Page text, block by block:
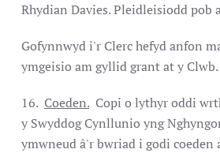
Rhydian Davies. Pleidleisiodd pob
Gofynnwyd i'r Clerc hefyd anfon
ymgeisio am gyllid grant at y Clwb.
16. Coeden.Copi o lythyr oddi
y Swyddog Cynllunio yng
ymwneud â'r bwriad i godi coeden